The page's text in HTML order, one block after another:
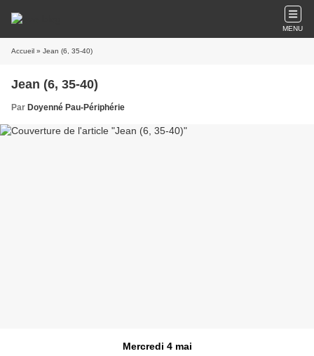
MENU
Accueil » Jean (6, 35-40)
Jean (6, 35-40)
Par Doyenné Pau-Périphérie
Mercredi 4 mai